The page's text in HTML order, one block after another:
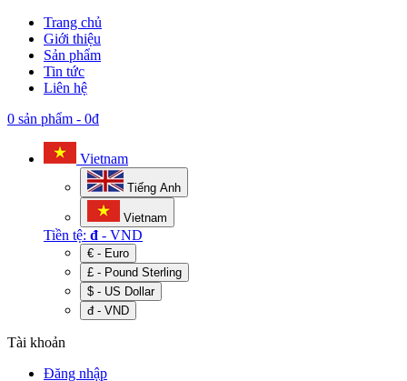
Trang chủ
Giới thiệu
Sản phẩm
Tin tức
Liên hệ
0 sản phẩm - 0đ
Vietnam
Tiếng Anh
Vietnam
Tiền tệ: đ - VND
€ - Euro
£ - Pound Sterling
$ - US Dollar
đ - VND
Tài khoản
Đăng nhập